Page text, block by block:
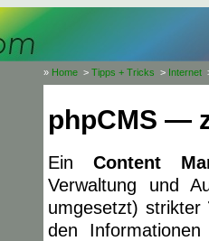
» Home > Tipps + Tricks > Internet
phpCMS —
Ein Content
Verwaltung und
umgesetzt) strikter
den